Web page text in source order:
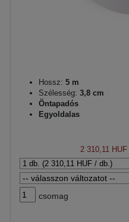
Hossz: 5 m
Szélesség: 3,8 cm
Öntapadós
Egyoldalas
2 310,11 HUF
csomag